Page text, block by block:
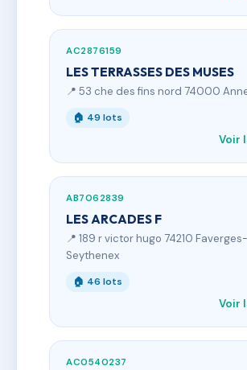
AC2876159
LES TERRASSES DES MUSES
📍 53 che des fins nord 74000
🏠 49 lots
Voir
AB7062839
LES ARCADES F
📍 189 r victor hugo 74210 Faverges-
Seythenex
🏠 46 lots
Voir
AC0540237